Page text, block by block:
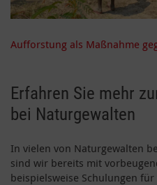
Aufforstung als Maßnahme
Erfahren Sie mehr
bei Naturgewalten
In vielen von Naturgewalten
sind wir bereits mit
beispielsweise Schulungen